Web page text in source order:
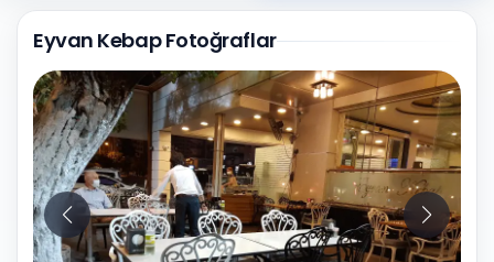
Eyvan Kebap Fotoğraflar
10Fotoğraf